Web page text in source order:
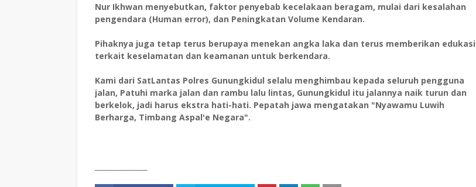
Nur Ikhwan menyebutkan, faktor penyebab kecelakaan beragam, mulai dari kesalahan
pengendara (Human error), dan Peningkatan Volume Kendaran.
Pihaknya juga tetap terus berupaya menekan angka laka dan terus memberikan edukasi
terkait keselamatan dan keamanan untuk berkendara.
Kami dari SatLantas Polres Gunungkidul selalu menghimbau kepada seluruh pengguna
jalan, Patuhi marka jalan dan rambu lalu lintas, Gunungkidul itu jalannya naik turun dan
berkelok, jadi harus ekstra hati-hati. Pepatah jawa mengatakan "Nyawamu Luwih
Berharga, Timbang Aspal'e Negara".